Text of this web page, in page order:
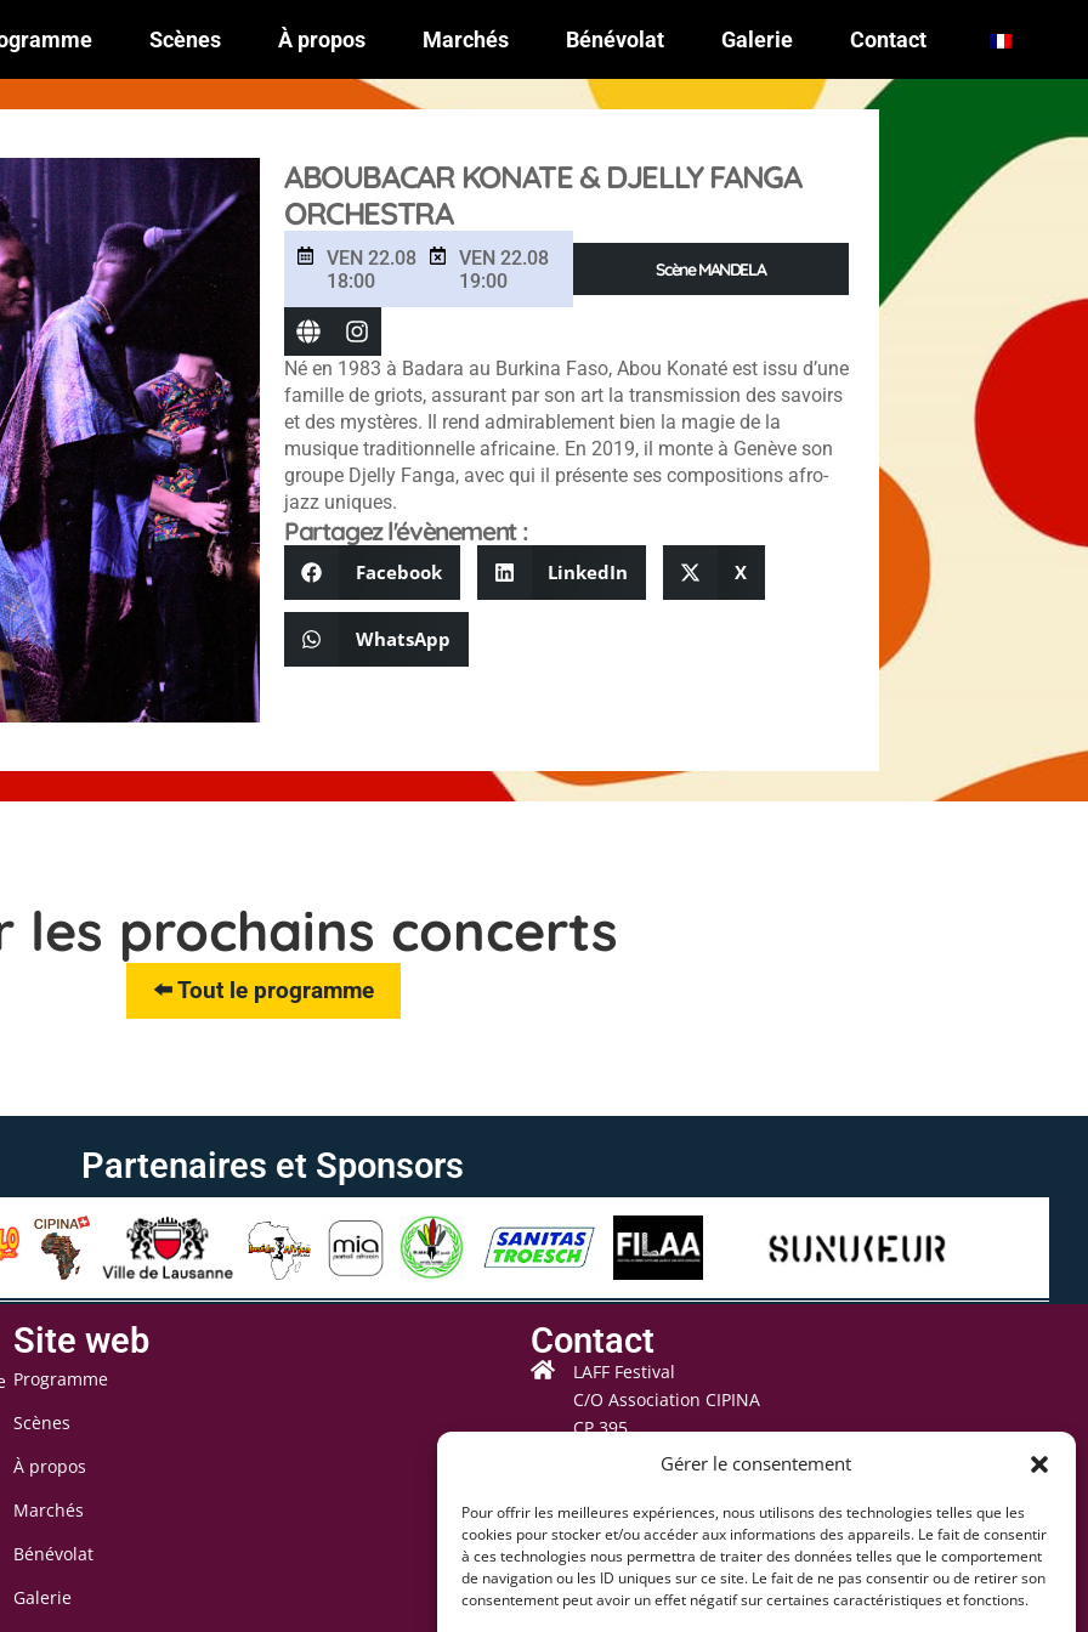
Gérer le consentement
Pour offrir les meilleures expériences, nous utilisons des technologies telles que les
cookies pour stocker et/ou accéder aux informations des appareils. Le fait de consentir
à ces technologies nous permettra de traiter des données telles que le comportement
de navigation ou les ID uniques sur ce site. Le fait de ne pas consentir ou de retirer son
consentement peut avoir un effet négatif sur certaines caractéristiques et fonctions.
Scènes À propos Marchés Bénévolat Galerie Contact
ABOUBACAR KONATE & DJELLY FANGA
ORCHESTRA
VEN 22.08
18:00
VEN 22.08
19:00
Scène MANDELA
Né en 1983 à Badara au Burkina Faso, Abou Konaté est issu d’une
famille de griots, assurant par son art la transmission des savoirs
et des mystères. Il rend admirablement bien la magie de la
musique traditionnelle africaine. En 2019, il monte à Genève son
groupe Djelly Fanga, avec qui il présente ses compositions afro-
jazz uniques.
Partagez l'évènement :
Facebook LinkedIn X
WhatsApp
les prochains concerts
⬅️ Tout le programme
Partenaires et Sponsors
Site web
Programme
Scènes
À propos
Marchés
Bénévolat
Galerie
Contact
LAFF Festival
C/O Association CIPINA
CP 395
1001 Lausanne
contact@lausaff.org
laff_festival